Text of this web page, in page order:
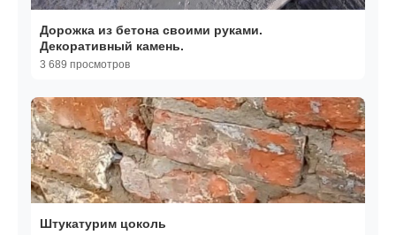
Дорожка из бетона своими руками.
Декоративный камень.
3 689 просмотров
Штукатурим цоколь